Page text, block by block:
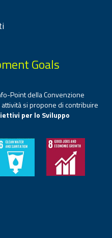
Goals
Point della Convenzione
si propone di contribuire
per lo Sviluppo